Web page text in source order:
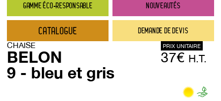
GAMME ÉCO-RESPONSABLE NOUVEAUTÉS
DEMANDE DE DEVIS
Contact
Catalogue
→ Nouveautés
→ Gamme éco-responsable
→ Rubriques
CATALOGUE
CHAISE
BELON
9 - bleu et gris
PRIX UNITAIRE
37€ H.T.